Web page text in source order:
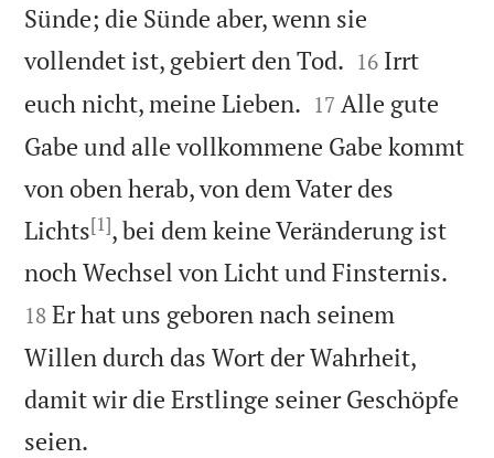
Sünde; die Sünde aber, wenn sie
vollendet ist, gebiert den Tod. 

16 Irrt
euch nicht, meine Lieben. 

17 Alle gute
Gabe und alle vollkommene Gabe kommt
von oben herab, von dem Vater des
Lichts[1], bei dem keine Veränderung ist
noch Wechsel von Licht und Finsternis.
18 Er hat uns geboren nach seinem
Willen durch das Wort der Wahrheit,
damit wir die Erstlinge seiner Geschöpfe
seien.